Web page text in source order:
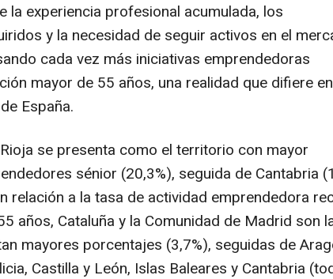
la experiencia profesional acumulada, los
y la necesidad de seguir activos en el
cada vez más iniciativas emprendedoras
mayor de 55 años, una realidad que difiere
España.
se presenta como el territorio con mayor
sénior (20,3%), seguida de Cantabria
relación a la tasa de actividad emprendedora
años, Cataluña y la Comunidad de Madrid son
mayores porcentajes (3,7%), seguidas de
Castilla y León, Islas Baleares y Cantabria